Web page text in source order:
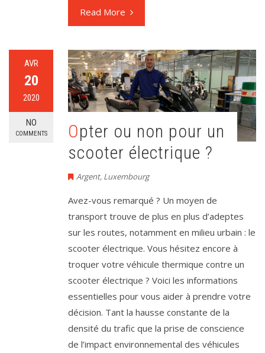
Read More
AVR
20
2020
NO
COMMENTS
Opter ou non pour un
scooter électrique ?
Argent, Luxembourg
Avez-vous remarqué ? Un moyen de
transport trouve de plus en plus d’adeptes
sur les routes, notamment en milieu urbain : le
scooter électrique. Vous hésitez encore à
troquer votre véhicule thermique contre un
scooter électrique ? Voici les informations
essentielles pour vous aider à prendre votre
décision. Tant la hausse constante de la
densité du trafic que la prise de conscience
de l’impact environnemental des véhicules